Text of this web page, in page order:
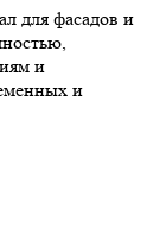
для фасадов и
и
и